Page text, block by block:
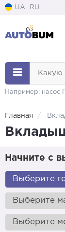
UA RU
Какую
Например: насос
Главная
Начните с
Выберите
Выберите
Выберите